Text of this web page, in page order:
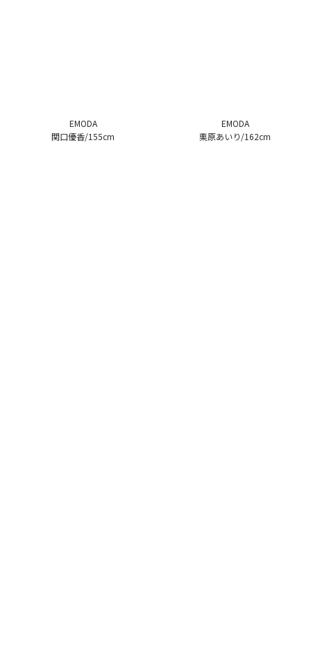
EMODA
関口優香/155cm
EMODA
栗原あいり/162cm